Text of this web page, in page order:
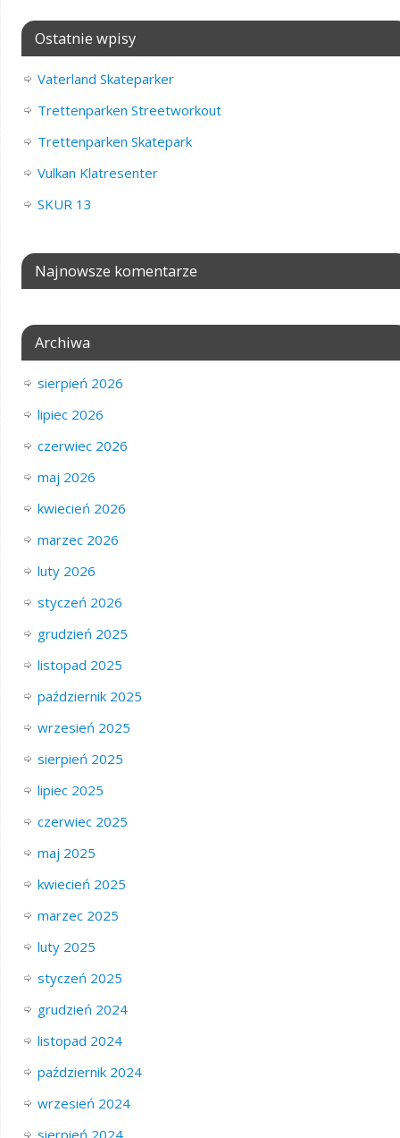
Ostatnie wpisy
Vaterland Skateparker
Trettenparken Streetworkout
Trettenparken Skatepark
Vulkan Klatresenter
SKUR 13
Najnowsze komentarze
Archiwa
sierpień 2026
lipiec 2026
czerwiec 2026
maj 2026
kwiecień 2026
marzec 2026
luty 2026
styczeń 2026
grudzień 2025
listopad 2025
październik 2025
wrzesień 2025
sierpień 2025
lipiec 2025
czerwiec 2025
maj 2025
kwiecień 2025
marzec 2025
luty 2025
styczeń 2025
grudzień 2024
listopad 2024
październik 2024
wrzesień 2024